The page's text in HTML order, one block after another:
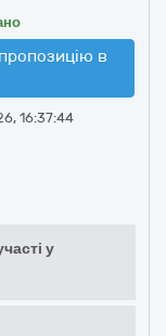
в
16:37:44
у